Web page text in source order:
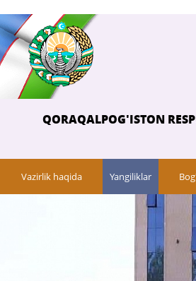
QORAQALPOG'ISTON
Vazirlik haqida Yangiliklar